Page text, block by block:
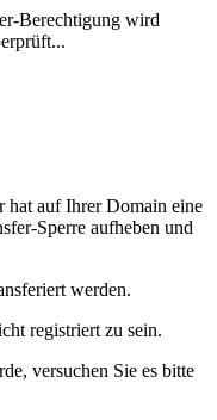
Berechtigung wird
hat auf Ihrer Domain eine
Sperre aufheben und
werden.
registriert zu sein.
versuchen Sie es bitte